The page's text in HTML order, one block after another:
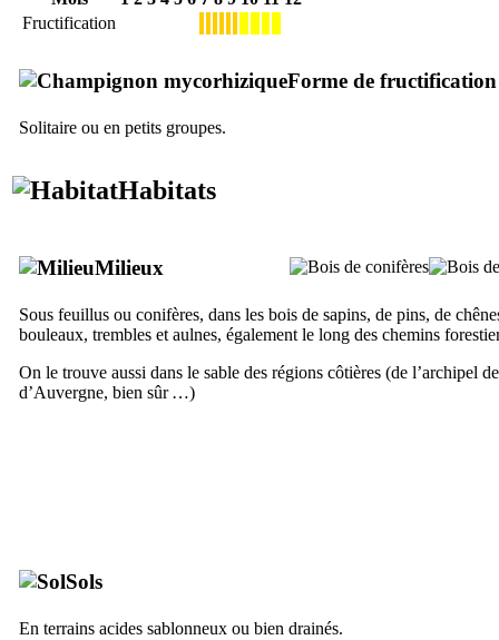
Fructification
Forme de fructification
Solitaire ou en petits groupes.
Habitats
Milieux
Sous feuillus ou conifères, dans les bois de sapins, de pins, de
bouleaux, trembles et aulnes, également le long des chemins
On le trouve aussi dans le sable des régions côtières (de l’archipel
d’Auvergne, bien sûr …)
Sols
En terrains acides sablonneux ou bien drainés.